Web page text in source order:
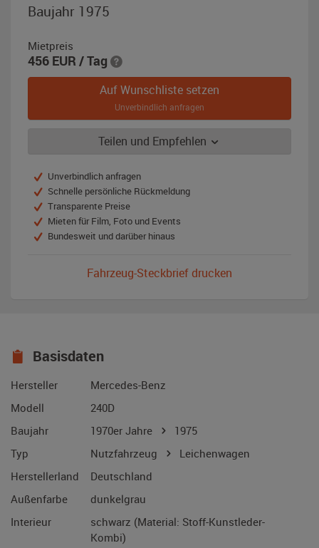
Baujahr 1975
Mietpreis
456 EUR / Tag
Auf Wunschliste setzen
Unverbindlich anfragen
Teilen und Empfehlen
Unverbindlich anfragen
Schnelle persönliche Rückmeldung
Transparente Preise
Mieten für Film, Foto und Events
Bundesweit und darüber hinaus
Fahrzeug-Steckbrief drucken
Basisdaten
Hersteller
Mercedes-Benz
Modell
240D
Baujahr
1970er Jahre
1975
Typ
Nutzfahrzeug
Leichenwagen
Herstellerland
Deutschland
Außenfarbe
dunkelgrau
Interieur
schwarz (Material: Stoff-Kunstleder-
Kombi)